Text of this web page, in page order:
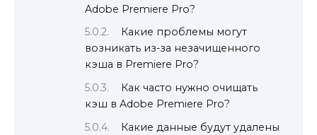
Adobe Premiere Pro?
Какие проблемы могут
возникать из-за незачищенного
кэша в Premiere Pro?
Как часто нужно очищать
кэш в Adobe Premiere Pro?
Какие данные будут удалены